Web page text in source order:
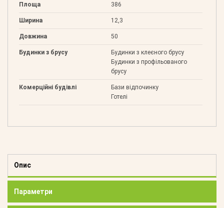
Площа 386
Ширина 12,3
Довжина 50
Будинки з брусу
Будинки з клеєного брусу
Будинки з профільованого
брусу
Комерційні будівлі
Бази відпочинку
Готелі
Опис
Параметри